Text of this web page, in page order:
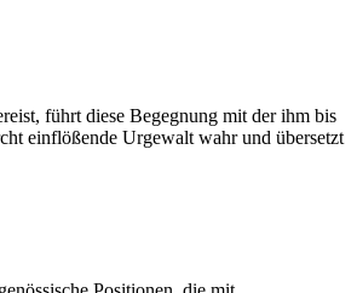
führt diese Begegnung mit der ihm bis
einflößende Urgewalt wahr und übersetzt